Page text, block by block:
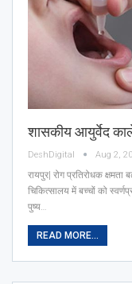
शासकीय आयुर्वेद
DeshDigital Aug 2,
रायपुर| रोग प्रतिरोधक
चिकित्सालय में बच्चों को
पुष्य…
READ MORE...